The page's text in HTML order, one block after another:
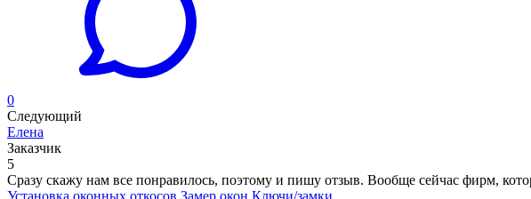
0
Следующий
Елена
Заказчик
5
Сразу скажу нам все понравилось, поэтому и пишу отзыв. Вообще сейчас фирм,
Установка оконных откосов Замер окон Ключи/замки